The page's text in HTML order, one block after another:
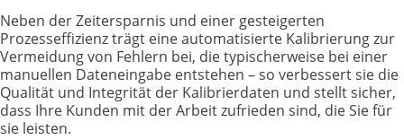
Neben der Zeitersparnis und einer gesteigerten
Prozesseffizienz trägt eine automatisierte Kalibrierung zur
Vermeidung von Fehlern bei, die typischerweise bei einer
manuellen Dateneingabe entstehen – so verbessert sie die
Qualität und Integrität der Kalibrierdaten und stellt sicher,
dass Ihre Kunden mit der Arbeit zufrieden sind, die Sie für
sie leisten.